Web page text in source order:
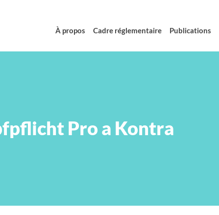
À propos Cadre réglementaire Publications
Pro a Kontra